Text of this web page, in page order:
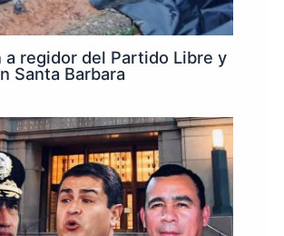
a regidor del Partido Libre y
Santa Barbara